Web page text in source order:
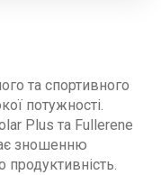
та спортивного
потужності.
Plus та Fullerene
зношенню
продуктивність.